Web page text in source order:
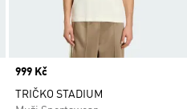
Price
999 Kč
TRIČKO STADIUM